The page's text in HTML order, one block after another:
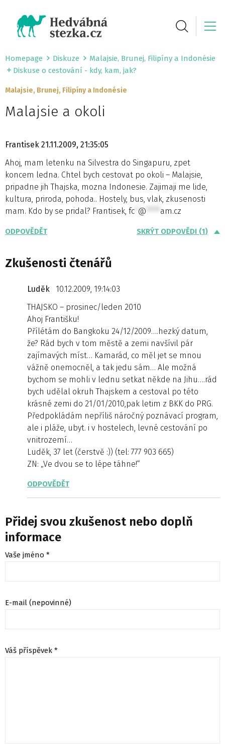
Homepage Diskuze
Malajsie, Brunej, Filipíny a Indonésie
Diskuse o cestování - kdy, kam, jak?
Malajsie, Brunej, Filipíny a Indonésie
Malajsie a okoli
Frantisek 21.11.2009, 21:35:05
Ahoj, mam letenku na Silvestra do Singapuru, zpet
koncem ledna. Chtel bych cestovat po okoli – Malajsie,
pripadne jih Thajska, mozna Indonesie. Zajimaji me lide,
kultura, priroda, pohoda.. Hostely, bus, vlak, zkusenosti
mam. Kdo by se pridal? Frantisek, fc @ **** am.cz
ODPOVĚDĚT SKRÝT ODPOVĚDI (1)
Zkušenosti čtenářů
Luděk
10.12.2009, 19:14:03
THAJSKO – prosinec/leden 2010
Ahoj Františku!
Přílétám do Bangkoku 24/12/2009….hezký datum,
že? Rád bych v tom městě a zemi navšívil pár
zajímavých míst… Kamarád, co měl jet se mnou
vážně onemocněl, a tak jedu sám… Ale možná
bychom se mohli v lednu setkat někde na Jihu….rád
bych udělal okruh Thajskem a cestoval po této
krásné zemi do 21/01/2010,pak letim z BKK do PRG.
Předpokládám nepříliš náročný poznávací program,
ale i pláže, ubyt. i v hostelech, levné cestování po
vnitrozemí…
Luděk, 37 let (čerstvě :)) (tel: 777 903 665)
ZN: „Ve dvou se to lépe táhne!“
ODPOVĚDĚT
Přidej svou zkušenost nebo doplň
informace
Vaše jméno *
E-mail (nepovinné)
Váš příspěvek *